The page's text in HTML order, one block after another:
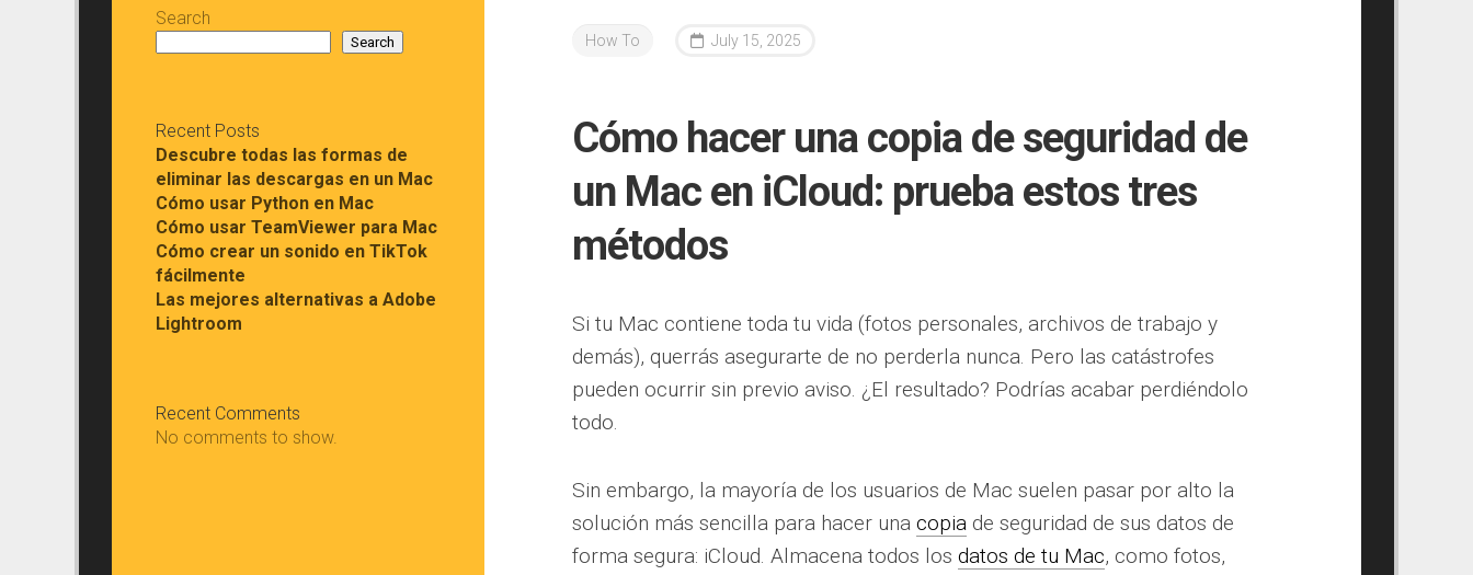
Search
Search
Recent Posts
Descubre todas las formas de
eliminar las descargas en un Mac
Cómo usar Python en Mac
Cómo usar TeamViewer para Mac
Cómo crear un sonido en TikTok
fácilmente
Las mejores alternativas a Adobe
Lightroom
Recent Comments
No comments to show.
How To July 15, 2025
Cómo hacer una copia de seguridad de
un Mac en iCloud: prueba estos tres
métodos
Si tu Mac contiene toda tu vida (fotos personales, archivos de trabajo y
demás), querrás asegurarte de no perderla nunca. Pero las catástrofes
pueden ocurrir sin previo aviso. ¿El resultado? Podrías acabar perdiéndolo
todo.
Sin embargo, la mayoría de los usuarios de Mac suelen pasar por alto la
solución más sencilla para hacer una copia de seguridad de sus datos de
forma segura: iCloud. Almacena todos los datos de tu Mac, como fotos,